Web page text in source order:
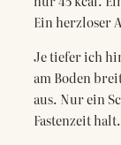
Ein herzloser
Je tiefer ich
am Boden
aus. Nur ein
Fastenzeit